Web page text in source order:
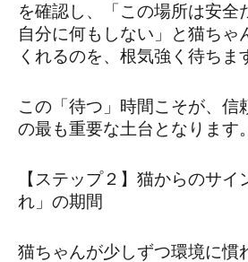
を確認し、「この場所は安全
自分に何もしない」と猫ちゃ
くれるのを、根気強く待ちま
この「待つ」時間こそが、信
の最も重要な土台となります。
【ステップ２】猫からのサイ
れ」の期間
猫ちゃんが少しずつ環境に慣